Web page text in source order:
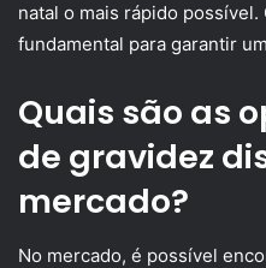
natal o mais rápido
fundamental para garantir
Quais são as
de gravidez
mercado?
No mercado, é possível